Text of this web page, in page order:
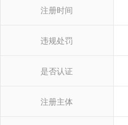
注册时间
违规处罚
是否认证
注册主体